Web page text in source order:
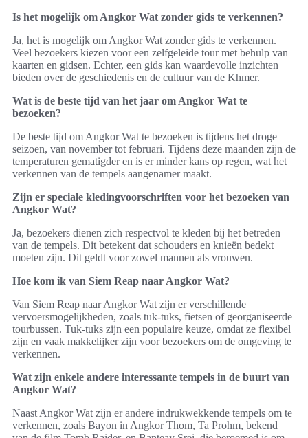
Is het mogelijk om Angkor Wat zonder gids te verkennen?
Ja, het is mogelijk om Angkor Wat zonder gids te verkennen.
Veel bezoekers kiezen voor een zelfgeleide tour met behulp van
kaarten en gidsen. Echter, een gids kan waardevolle inzichten
bieden over de geschiedenis en de cultuur van de Khmer.
Wat is de beste tijd van het jaar om Angkor Wat te
bezoeken?
De beste tijd om Angkor Wat te bezoeken is tijdens het droge
seizoen, van november tot februari. Tijdens deze maanden zijn de
temperaturen gematigder en is er minder kans op regen, wat het
verkennen van de tempels aangenamer maakt.
Zijn er speciale kledingvoorschriften voor het bezoeken van
Angkor Wat?
Ja, bezoekers dienen zich respectvol te kleden bij het betreden
van de tempels. Dit betekent dat schouders en knieën bedekt
moeten zijn. Dit geldt voor zowel mannen als vrouwen.
Hoe kom ik van Siem Reap naar Angkor Wat?
Van Siem Reap naar Angkor Wat zijn er verschillende
vervoersmogelijkheden, zoals tuk-tuks, fietsen of georganiseerde
tourbussen. Tuk-tuks zijn een populaire keuze, omdat ze flexibel
zijn en vaak makkelijker zijn voor bezoekers om de omgeving te
verkennen.
Wat zijn enkele andere interessante tempels in de buurt van
Angkor Wat?
Naast Angkor Wat zijn er andere indrukwekkende tempels om te
verkennen, zoals Bayon in Angkor Thom, Ta Prohm, bekend